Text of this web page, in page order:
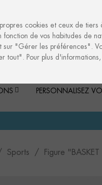
PERSONNALISEZ
Sports Figure
cookies et ceux de
fonction de vos habitudes de
sur "Gérer les préférences".
tout". Pour plus